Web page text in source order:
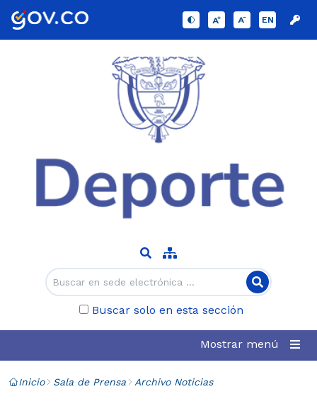
EN
Buscar solo en esta sección
Mostrar menú
Inicio Sala de Prensa Archivo Noticias